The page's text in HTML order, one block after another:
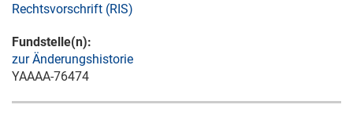
Rechtsvorschrift (RIS)
Fundstelle(n):
zur Änderungshistorie
YAAAA-76474